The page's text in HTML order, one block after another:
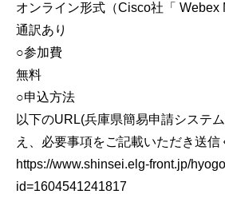
オンライン形式（Cisco社「
通訳あり
○参加費
無料
○申込方法
以下のURL(兵庫県簡易申請システ
え、必要事項をご記載いただき送信
https://www.shinsei.elg-front.jp/
id=1604541241817